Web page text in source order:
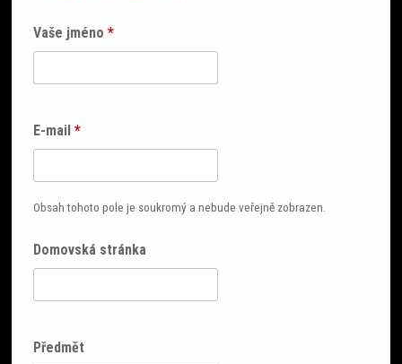
Vaše jméno*
E-mail*
Obsah tohoto pole je soukromý a nebude veřejně zobrazen.
Domovská stránka
Předmět